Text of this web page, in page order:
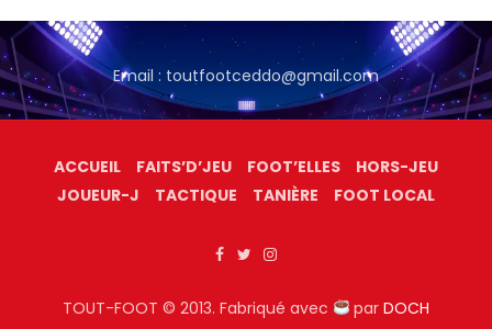
Email : toutfootceddo@gmail.com
ACCUEIL FAITS’D’JEU FOOT’ELLES
HORS-JEU
JOUEUR-J
TACTIQUE TANIÈRE FOOT LOCAL
TOUT-FOOT © 2013. Fabriqué avec parDOCH